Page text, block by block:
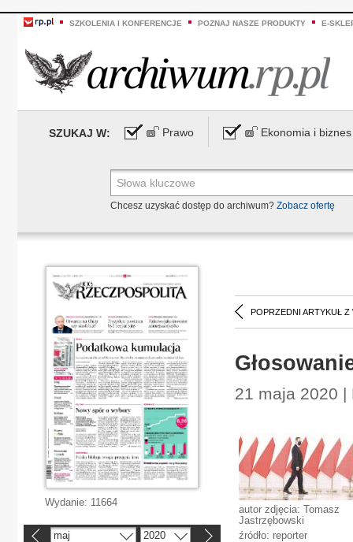
SZKOLENIA I KONFERENCJE POZNAJ NASZE PRODUKTY E-
SZUKAJ W: Prawo Ekonomia i biznes
Chcesz uzyskać dostęp do archiwum? Zobacz ofertę
POPRZEDNI ARTYKUŁ Z
21 maja 2020 |
autor zdjęcia: Tomasz
Jastrzębowski
źródło: reporter
Wydanie: 11664
maj 2020